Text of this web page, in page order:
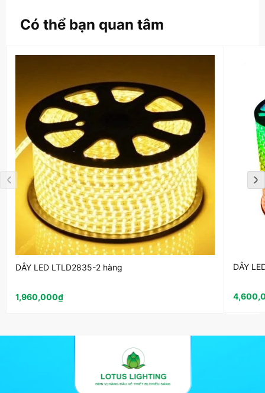
Có thể bạn quan tâm
DÂY LED LTLD2835-2 hàng
1,960,000₫
DÂY